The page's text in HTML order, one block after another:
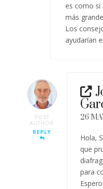
es como si
más
Los
ayudarían
POST
AUTHOR
REPLY
26
Hola,
que
para